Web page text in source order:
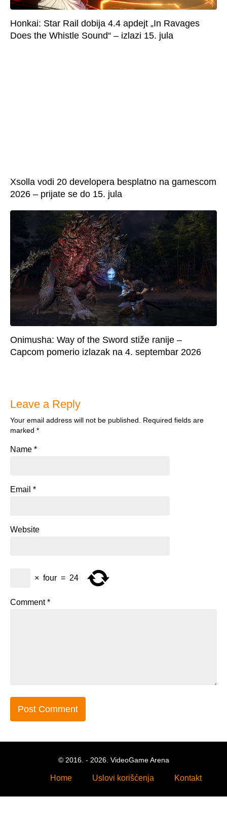
Honkai: Star Rail dobija 4.4 apdejt „In Ravages
Does the Whistle Sound“ – izlazi 15. jula
Xsolla vodi 20 developera besplatno na gamescom
2026 – prijate se do 15. jula
Onimusha: Way of the Sword stiže ranije –
Capcom pomerio izlazak na 4. septembar 2026
Leave a Reply
Your email address will not be published. Required fields are
marked *
Name *
Email *
Website
× four = 24
Comment*
© 2016. - 2026. VideoGame Arena
Home Uslovi korišćenja Kontakt